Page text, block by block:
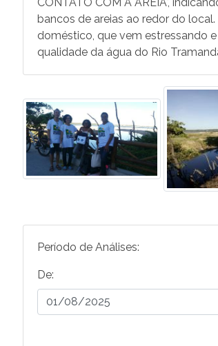
bancos de areias ao redor do
doméstico, que vem estressando
qualidade da água do Rio
Período de Análises:
De: